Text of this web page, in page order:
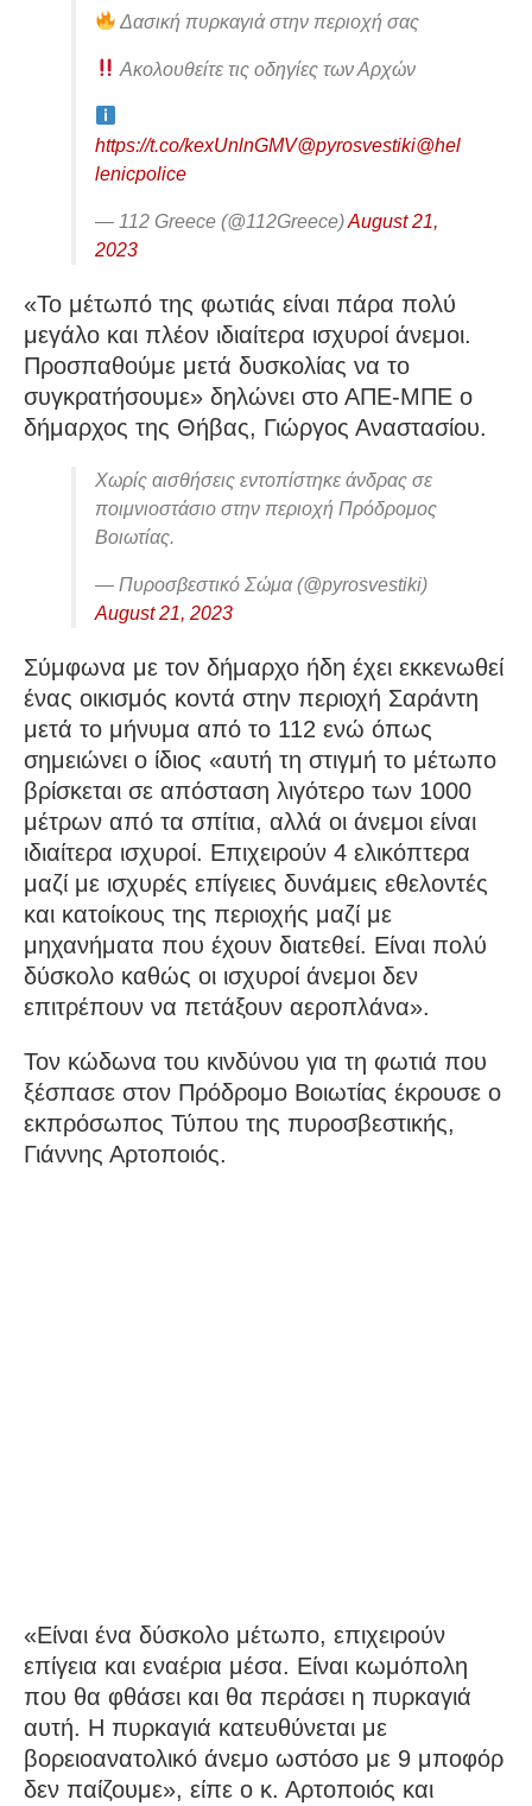
Δασική πυρκαγιά στην περιοχή σας
Ακολουθείτε τις οδηγίες των Αρχών
https://t.co/kexUnlnGMV@pyrosvestiki@hel
lenicpolice
— 112 Greece (@112Greece)August 21,
2023
«Το μέτωπό της φωτιάς είναι πάρα πολύ
μεγάλο και πλέον ιδιαίτερα ισχυροί άνεμοι.
Προσπαθούμε μετά δυσκολίας να το
συγκρατήσουμε» δηλώνει στο ΑΠΕ-ΜΠΕ ο
δήμαρχος της Θήβας, Γιώργος Αναστασίου.
Χωρίς αισθήσεις εντοπίστηκε άνδρας σε
ποιμνιοστάσιο στην περιοχή Πρόδρομος
Βοιωτίας.
— Πυροσβεστικό Σώμα (@pyrosvestiki)
August 21, 2023
Σύμφωνα με τον δήμαρχο ήδη έχει εκκενωθεί
ένας οικισμός κοντά στην περιοχή Σαράντη
μετά το μήνυμα από το 112 ενώ όπως
σημειώνει ο ίδιος «αυτή τη στιγμή το μέτωπο
βρίσκεται σε απόσταση λιγότερο των 1000
μέτρων από τα σπίτια, αλλά οι άνεμοι είναι
ιδιαίτερα ισχυροί. Επιχειρούν 4 ελικόπτερα
μαζί με ισχυρές επίγειες δυνάμεις εθελοντές
και κατοίκους της περιοχής μαζί με
μηχανήματα που έχουν διατεθεί. Είναι πολύ
δύσκολο καθώς οι ισχυροί άνεμοι δεν
επιτρέπουν να πετάξουν αεροπλάνα».
Τον κώδωνα του κινδύνου για τη φωτιά που
ξέσπασε στον Πρόδρομο Βοιωτίας έκρουσε ο
εκπρόσωπος Τύπου της πυροσβεστικής,
Γιάννης Αρτοποιός.
«Είναι ένα δύσκολο μέτωπο, επιχειρούν
επίγεια και εναέρια μέσα. Είναι κωμόπολη
που θα φθάσει και θα περάσει η πυρκαγιά
αυτή. Η πυρκαγιά κατευθύνεται με
βορειοανατολικό άνεμο ωστόσο με 9 μποφόρ
δεν παίζουμε», είπε ο κ. Αρτοποιός και